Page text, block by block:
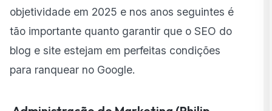
objetividade em 2025 e nos anos seguintes é
tão importante quanto garantir que o SEO do
blog e site estejam em perfeitas condições
para ranquear no Google.